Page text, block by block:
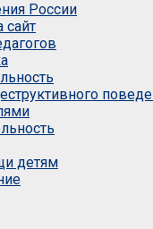
России
сайт
детям